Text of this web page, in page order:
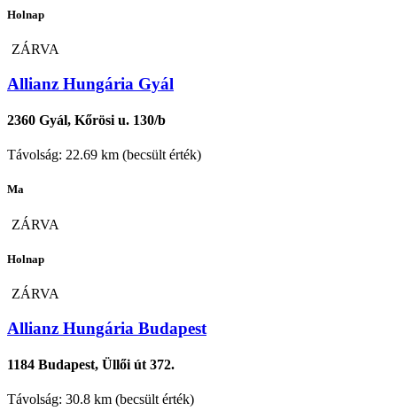
Holnap
ZÁRVA
Allianz Hungária Gyál
2360 Gyál, Kőrösi u. 130/b
Távolság: 22.69 km (becsült érték)
Ma
ZÁRVA
Holnap
ZÁRVA
Allianz Hungária Budapest
1184 Budapest, Üllői út 372.
Távolság: 30.8 km (becsült érték)